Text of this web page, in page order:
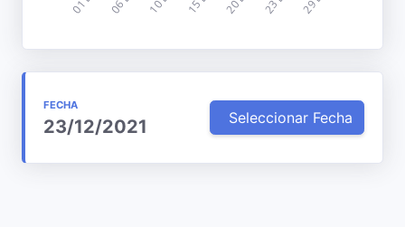
FECHA
23/12/2021 Seleccionar Fecha